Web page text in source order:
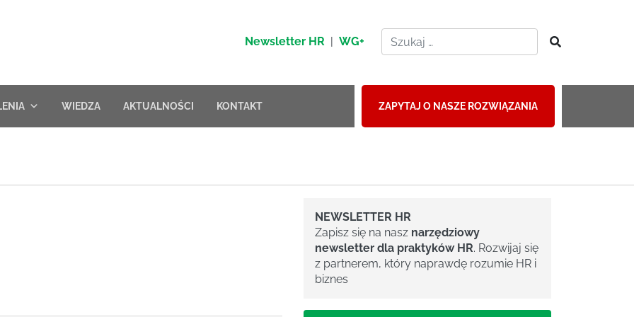
Newsletter HR | WG+
WIEDZA AKTUALNOŚCI KONTAKT ZAPYTAJ O NASZE ROZWIĄZANIA
NEWSLETTER HR
Zapisz się na nasz narzędziowy
newsletter dla praktyków HR. Rozwijaj się
z partnerem, który naprawdę rozumie HR i
biznes